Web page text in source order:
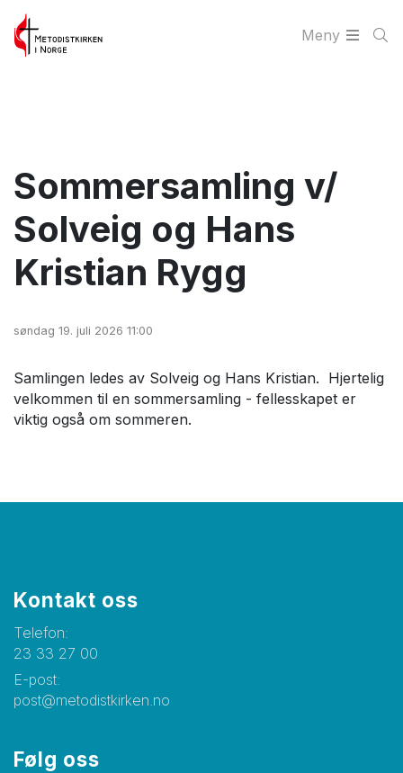
Meny
Sommersamling v/
Solveig og Hans
Kristian Rygg
søndag 19. juli 2026 11:00
Samlingen ledes av Solveig og Hans Kristian. Hjertelig
velkommen til en sommersamling - fellesskapet er
viktig også om sommeren.
Kontakt oss
Telefon:
23 33 27 00
E-post:
post@metodistkirken.no
Følg oss